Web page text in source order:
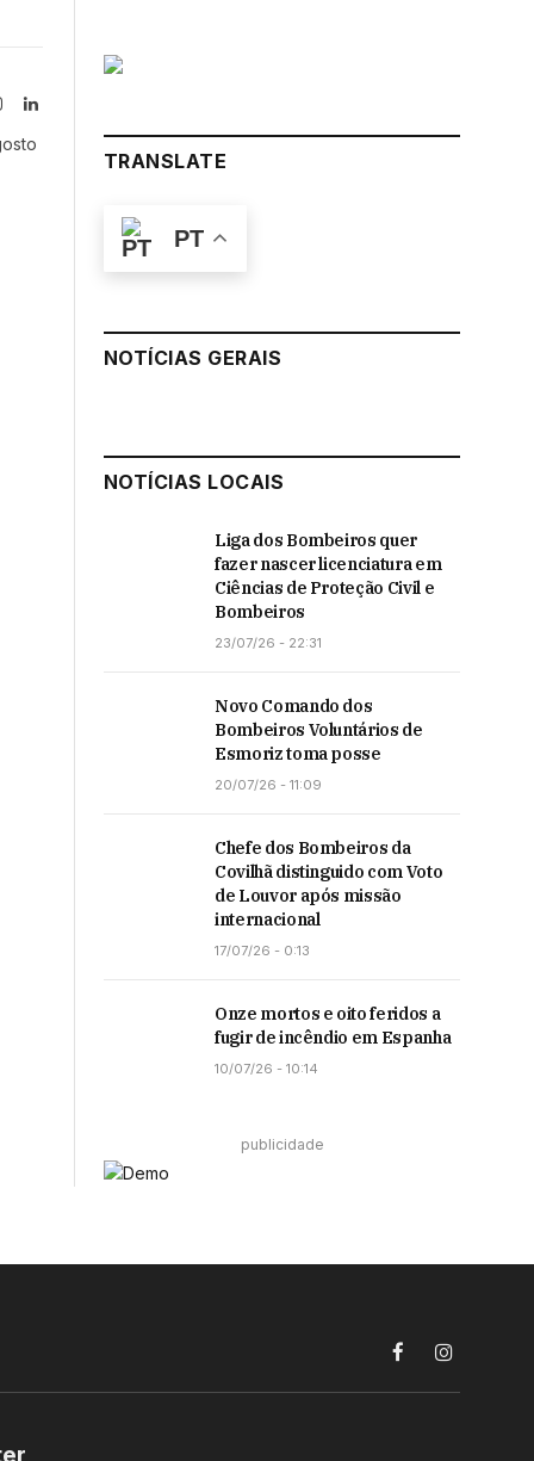
InstagramLinkedIn
TRANSLATE
PT
NOTÍCIAS GERAIS
NOTÍCIAS LOCAIS
Liga dos Bombeiros quer
fazer nascer licenciatura em
Ciências de Proteção Civil e
Bombeiros
23/07/26 - 22:31
Novo Comando dos
Bombeiros Voluntários de
Esmoriz toma posse
20/07/26 - 11:09
Chefe dos Bombeiros da
Covilhã distinguido com Voto
de Louvor após missão
internacional
17/07/26 - 0:13
Onze mortos e oito feridos a
fugir de incêndio em Espanha
10/07/26 - 10:14
publicidade
FacebookInstagram